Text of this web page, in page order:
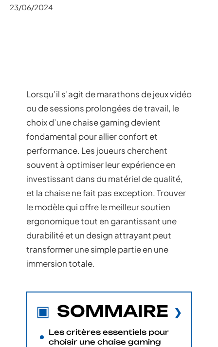
23/06/2024
Lorsqu’il s’agit de marathons de jeux vidéo
ou de sessions prolongées de travail, le
choix d’une chaise gaming devient
fondamental pour allier confort et
performance. Les joueurs cherchent
souvent à optimiser leur expérience en
investissant dans du matériel de qualité,
et la chaise ne fait pas exception. Trouver
le modèle qui offre le meilleur soutien
ergonomique tout en garantissant une
durabilité et un design attrayant peut
transformer une simple partie en une
immersion totale.
SOMMAIRE
Les critères essentiels pour
choisir une chaise gaming